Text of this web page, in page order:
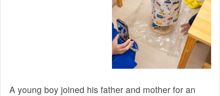
A young boy joined his father and mother for an